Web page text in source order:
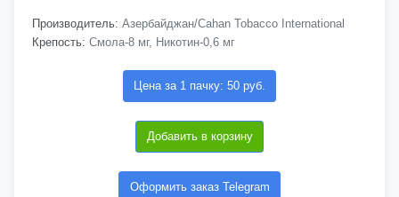
Производитель: Азербайджан/Cahan Tobacco International
Крепость: Смола-8 мг, Никотин-0,6 мг
Цена за 1 пачку: 50 руб.
Добавить в корзину
Оформить заказ Telegram